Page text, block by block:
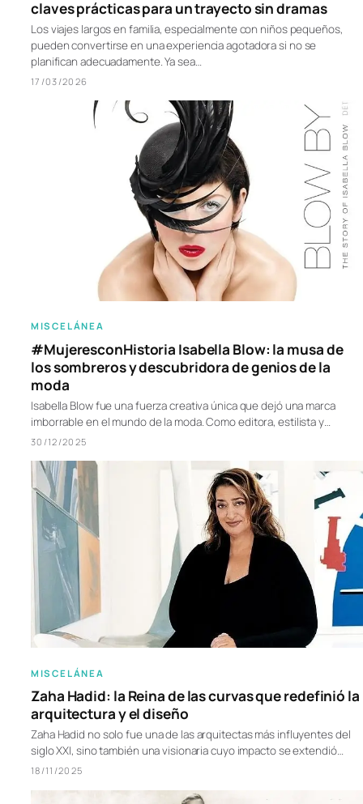
claves prácticas para un trayecto sin dramas
Los viajes largos en familia, especialmente con niños pequeños,
pueden convertirse en una experiencia agotadora si no se
planifican adecuadamente. Ya sea…
17/03/2026
MISCELÁNEA
#MujeresconHistoria Isabella Blow: la musa de
los sombreros y descubridora de genios de la
moda
Isabella Blow fue una fuerza creativa única que dejó una marca
imborrable en el mundo de la moda. Como editora, estilista y…
30/12/2025
MISCELÁNEA
Zaha Hadid: la Reina de las curvas que redefinió la
arquitectura y el diseño
Zaha Hadid no solo fue una de las arquitectas más influyentes del
siglo XXI, sino también una visionaria cuyo impacto se extendió…
18/11/2025